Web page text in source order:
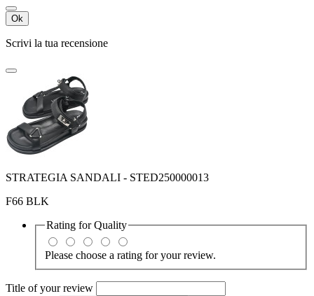
Ok
Scrivi la tua recensione
STRATEGIA SANDALI - STED250000013
F66 BLK
Rating forQuality
Please choose a rating for your review.
Title of your review